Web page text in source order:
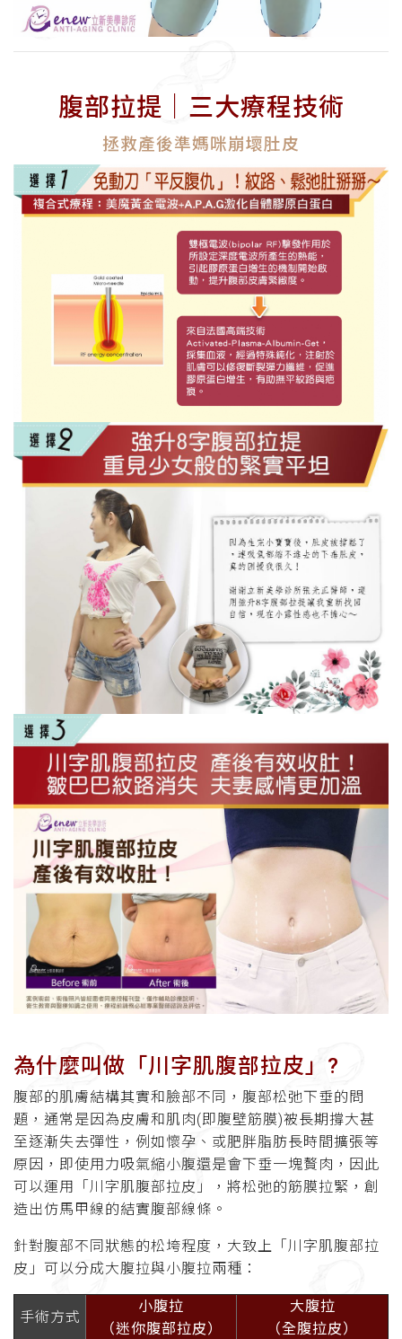
腹部拉提│三大療程技術
拯救產後準媽咪崩壞肚皮
為什麼叫做「川字肌腹部拉皮」?
腹部的肌膚結構其實和臉部不同，腹部松弛下垂的問
題，通常是因為皮膚和肌肉(即腹壁筋膜)被長期撐大甚
至逐漸失去彈性，例如懷孕、或肥胖脂肪長時間擴張等
原因，即使用力吸氣縮小腹還是會下垂一塊贅肉，因此
可以運用「川字肌腹部拉皮」，將松弛的筋膜拉緊，創
造出仿馬甲線的結實腹部線條。
針對腹部不同狀態的松垮程度，大致上「川字肌腹部拉
皮」可以分成大腹拉與小腹拉兩種：
手術方式
小腹拉
（迷你腹部拉皮）
大腹拉
（全腹拉皮）